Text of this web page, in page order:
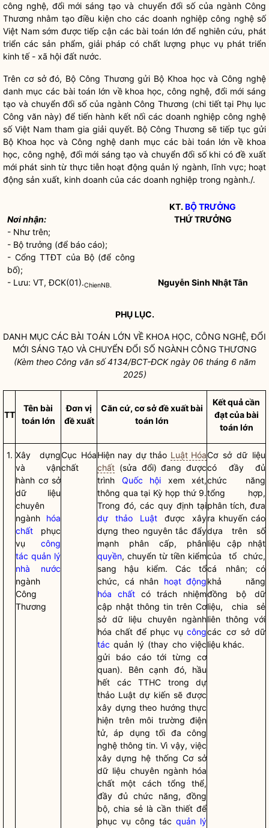
công nghệ, đổi mới sáng tạo và chuyển đổi số của ngành Công
Thương nhằm tạo điều kiện cho các doanh nghiệp công nghệ số
Việt Nam sớm được tiếp cận các bài toán lớn để nghiên cứu, phát
triển các sản phẩm, giải pháp có chất lượng phục vụ phát triển
kinh tế - xã hội đất nước.
Trên cơ sở đó, Bộ Công Thương gửi Bộ Khoa học và Công nghệ
danh mục các bài toán lớn về khoa học, công nghệ, đổi mới sáng
tạo và chuyển đổi số của ngành Công Thương (chi tiết tại Phụ lục
Công văn này) để tiến hành kết nối các doanh nghiệp công nghệ
số Việt Nam tham gia giải quyết. Bộ Công Thương sẽ tiếp tục gửi
Bộ Khoa học và Công nghệ danh mục các bài toán lớn về khoa
học, công nghệ, đổi mới sáng tạo và chuyển đổi số khi có đề xuất
mới phát sinh từ thực tiễn hoạt động quản lý ngành, lĩnh vực; hoạt
động sản xuất, kinh doanh của các doanh nghiệp trong ngành./.
Nơi nhận:
- Như trên;
- Bộ trưởng (để báo cáo);
- Cổng TTĐT của Bộ (để công
bố);
- Lưu: VT, ĐCK(01).ChienNB.
KT.BỘ TRƯỞNG
THỨ TRƯỞNG
Nguyễn Sinh Nhật Tân
PHỤ LỤC.
DANH MỤC CÁC BÀI TOÁN LỚN VỀ KHOA HỌC, CÔNG NGHỆ, ĐỔI
MỚI SÁNG TẠO VÀ CHUYỂN ĐỔI SỐ NGÀNH CÔNG THƯƠNG
(Kèm theo Công văn số 4134/BCT-ĐCK ngày 06 tháng 6 năm
2025)
TT
Tên bài
toán lớn
Đơn vị
đề xuất
Căn cứ, cơ sở đề xuất bài
toán lớn
Kết quả cần
đạt của bài
toán lớn
1. Xây dựng
và vận
hành cơ sở
dữ liệu
chuyên
ngành hóa
chất phục
vụ công
tác quản lý
nhà nước
ngành
Công
Thương
Cục Hóa
chất
Hiện nay dự thảo Luật Hóa
chất (sửa đổi) đang được
trình Quốc hội xem xét,
thông qua tại Kỳ họp thứ 9.
Trong đó, các quy định tại
dự thảo Luật được xây
dựng theo nguyên tắc đẩy
mạnh phân cấp, phân
quyền, chuyển từ tiền kiểm
sang hậu kiểm. Các tổ
chức, cá nhân hoạt động
hóa chất có trách nhiệm
cập nhật thông tin trên Cơ
sở dữ liệu chuyên ngành
hóa chất để phục vụ công
tác quản lý (thay cho việc
gửi báo cáo tới từng cơ
quan). Bên cạnh đó, hầu
hết các TTHC trong dự
thảo Luật dự kiến sẽ được
xây dựng theo hướng thực
hiện trên môi trường điện
tử, áp dụng tối đa công
nghệ thông tin. Vì vậy, việc
xây dựng hệ thống Cơ sở
dữ liệu chuyên ngành hóa
chất một cách tổng thể,
đầy đủ chức năng, đồng
bộ, chia sẻ là cần thiết để
phục vụ công tác quản lý
Cơ sở dữ liệu
có đầy đủ
chức năng
tổng hợp,
phân tích, đưa
ra khuyến cáo
dựa trên số
liệu cập nhật
của tổ chức,
cá nhân; có
khả năng
đồng bộ dữ
liệu, chia sẻ
liên thông với
các cơ sở dữ
liệu khác.